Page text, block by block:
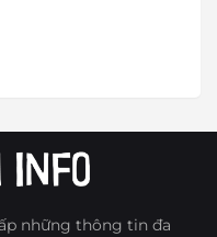
những thông tin đa